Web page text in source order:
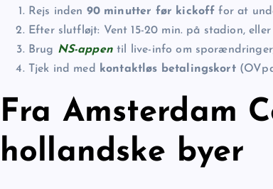
Rejs inden 90 minutter før kickoff for at
Efter slutfløjt: Vent 15-20 min. på stadion,
Brug NS-appentil live-info om
Tjek ind med
kontaktløs betalingskort
Fra Amsterdam
hollandske byer